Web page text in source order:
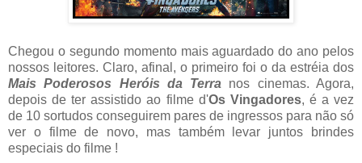
Chegou o segundo momento mais aguardado do ano pelos
nossos leitores. Claro, afinal, o primeiro foi o da estréia dos
Mais Poderosos Heróis da Terra nos cinemas. Agora,
depois de ter assistido ao filme d'Os Vingadores, é a vez
de 10 sortudos conseguirem pares de ingressos para não só
ver o filme de novo, mas também levar juntos brindes
especiais do filme !